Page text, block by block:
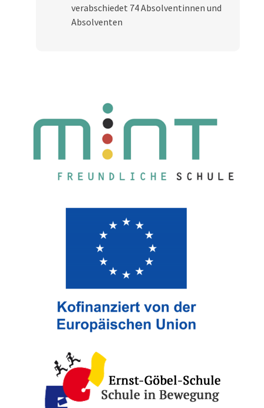
verabschiedet 74 Absolventinnen und
Absolventen